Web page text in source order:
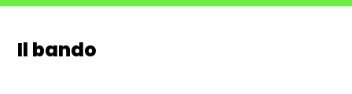
Il bando